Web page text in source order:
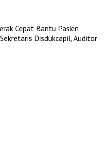
Cepat Bantu Pasien
Disdukcapil, Auditor